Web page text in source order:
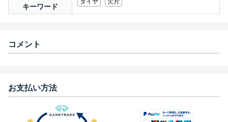
キーワード
ダイヤ 欠片
コメント
お支払い方法